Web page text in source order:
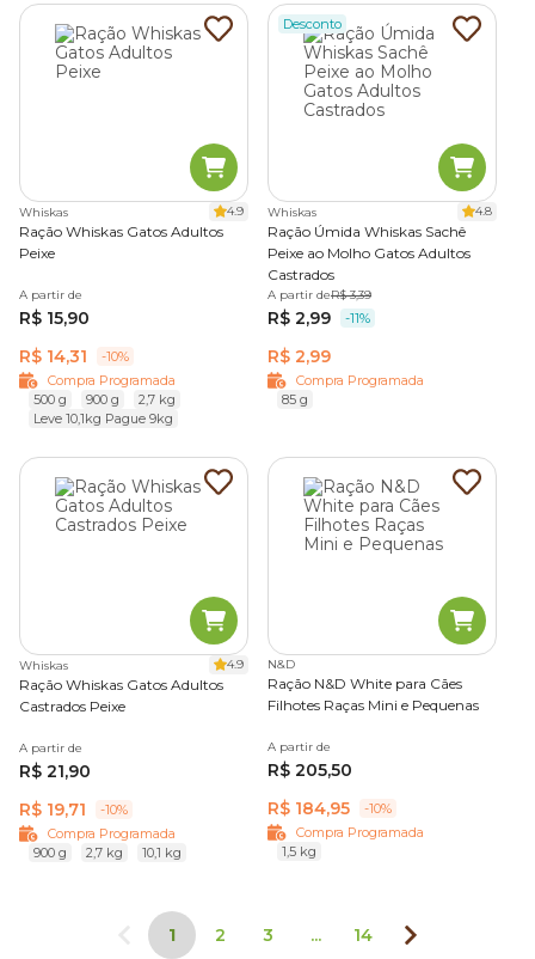
Whiskas 4.9
Ração Whiskas Gatos Adultos
Peixe
A partir de
R$ 15,90
R$ 14,31
-10%
Compra Programada
500 g
900 g
2,7 kg
Leve 10,1kg Pague 9kg
Desconto
Whiskas 4.8
Ração Úmida Whiskas Sachê
Peixe ao Molho Gatos Adultos
Castrados
A partir deR$ 3,39
R$ 2,99 -11%
R$ 2,99
Compra Programada
85 g
Whiskas 4.9
Ração Whiskas Gatos Adultos
Castrados Peixe
A partir de
R$ 21,90
R$ 19,71
-10%
Compra Programada
900 g
2,7 kg 10,1 kg
N&D
Ração N&D White para Cães
Filhotes Raças Mini e Pequenas
A partir de
R$ 205,50
R$ 184,95
-10%
Compra Programada
1,5 kg
1 2 3 ... 14